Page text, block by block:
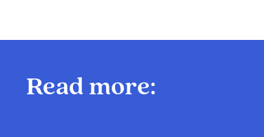
Read more: